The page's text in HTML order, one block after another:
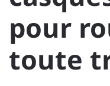
pour
toute